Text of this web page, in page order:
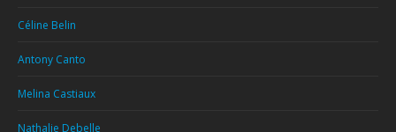
Céline Belin
Antony Canto
Melina Castiaux
Nathalie Debelle